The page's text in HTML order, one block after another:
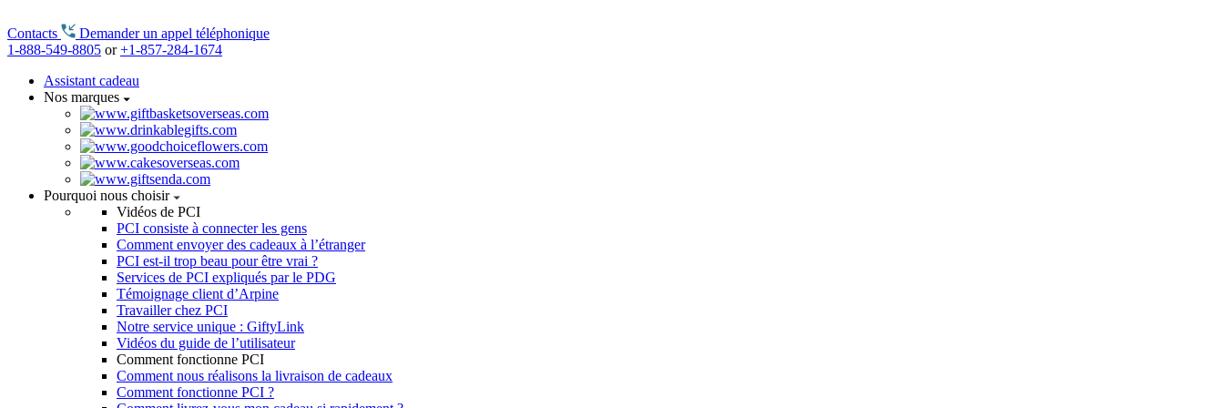
Contacts
Demander un appel téléphonique
1-888-549-8805 or+1-857-284-1674
Assistant cadeau
Nos marques
Pourquoi nous choisir
Vidéos de PCI
PCI consiste à connecter les gens
Comment envoyer des cadeaux à l’étranger
PCI est-il trop beau pour être vrai ?
Services de PCI expliqués par le PDG
Témoignage client d’Arpine
Travailler chez PCI
Notre service unique : GiftyLink
Vidéos du guide de l’utilisateur
Comment fonctionne PCI
Comment nous réalisons la livraison de cadeaux
Comment fonctionne PCI ?